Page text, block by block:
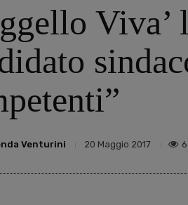
Venturini 20 Maggio 2017